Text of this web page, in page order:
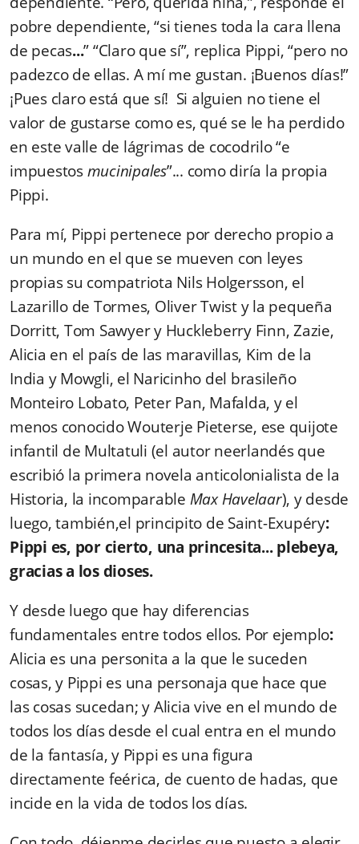
pobre dependiente, “si tienes toda la cara llena
de pecas...” “Claro que sí”, replica Pippi, “pero no
padezco de ellas. A mí me gustan. ¡Buenos días!”
¡Pues claro está que sí! Si alguien no tiene el
valor de gustarse como es, qué se le ha perdido
en este valle de lágrimas de cocodrilo “e
impuestosmucinipales”... como diría la propia
Pippi.
Para mí, Pippi pertenece por derecho propio a
un mundo en el que se mueven con leyes
propias su compatriota Nils Holgersson, el
Lazarillo de Tormes, Oliver Twist y la pequeña
Dorritt, Tom Sawyer y Huckleberry Finn, Zazie,
Alicia en el país de las maravillas, Kim de la
India y Mowgli, el Naricinho del brasileño
Monteiro Lobato, Peter Pan, Mafalda, y el
menos conocido Wouterje Pieterse, ese quijote
infantil de Multatuli (el autor neerlandés que
escribió la primera novela anticolonialista de la
Historia, la incomparable Max Havelaar), y desde
luego, también,el principito de Saint-Exupéry:
Pippi es, por cierto, una princesita... plebeya,
gracias a los dioses.
Y desde luego que hay diferencias
fundamentales entre todos ellos. Por ejemplo:
Alicia es una personita a la que le suceden
cosas, y Pippi es una personaja que hace que
las cosas sucedan; y Alicia vive en el mundo de
todos los días desde el cual entra en el mundo
de la fantasía, y Pippi es una figura
directamente feérica, de cuento de hadas, que
incide en la vida de todos los días.